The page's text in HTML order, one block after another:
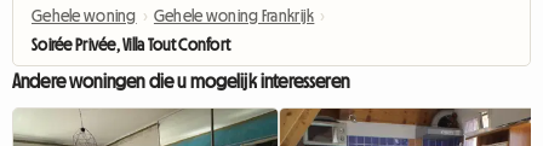
Gehele woning › Gehele woning Frankrijk ›
Soirée Privée, Villa Tout Confort
Andere woningen die u mogelijk interesseren